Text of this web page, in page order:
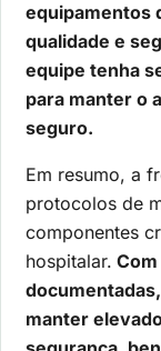
equipamentos
qualidade e
equipe tenha
para manter o
seguro.
Em resumo, a
protocolos de
componentes
hospitalar.
manter